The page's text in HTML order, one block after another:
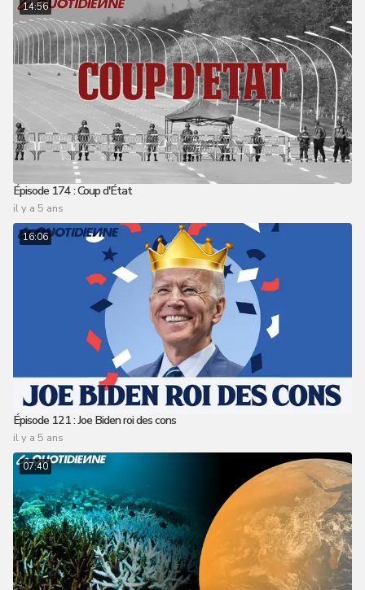
14:56
Épisode 174 : Coup d'État
il y a 5 ans
16:06
Épisode 121 : Joe Biden roi des cons
il y a 5 ans
07:40